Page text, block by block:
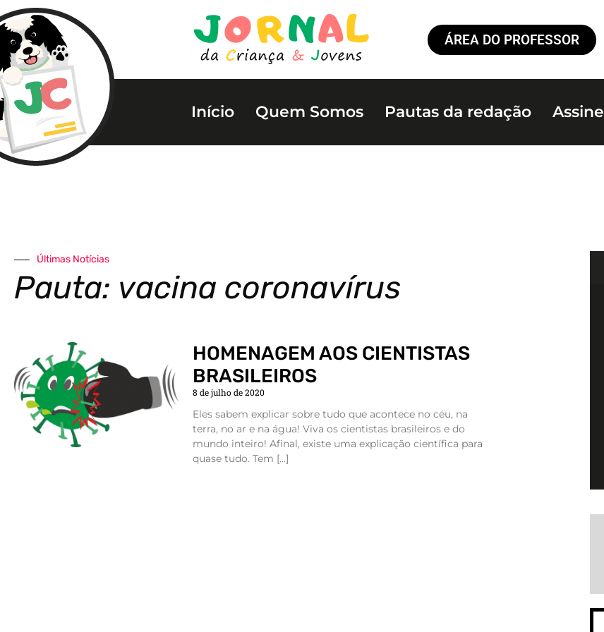
ÁREA DO PROFESSOR
Início Quem Somos Pautas da redação Assine
Últimas Notícias
Pauta: vacina coronavírus
HOMENAGEM AOS CIENTISTAS
BRASILEIROS
8 de julho de 2020
Eles sabem explicar sobre tudo que acontece no céu, na
terra, no ar e na água! Viva os cientistas brasileiros e do
mundo inteiro! Afinal, existe uma explicação científica para
quase tudo. Tem […]